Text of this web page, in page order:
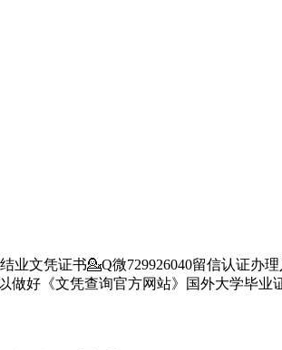
业文凭证书💁Q微729926040留信认证办
做好《文凭查询官方网站》国外大学毕业